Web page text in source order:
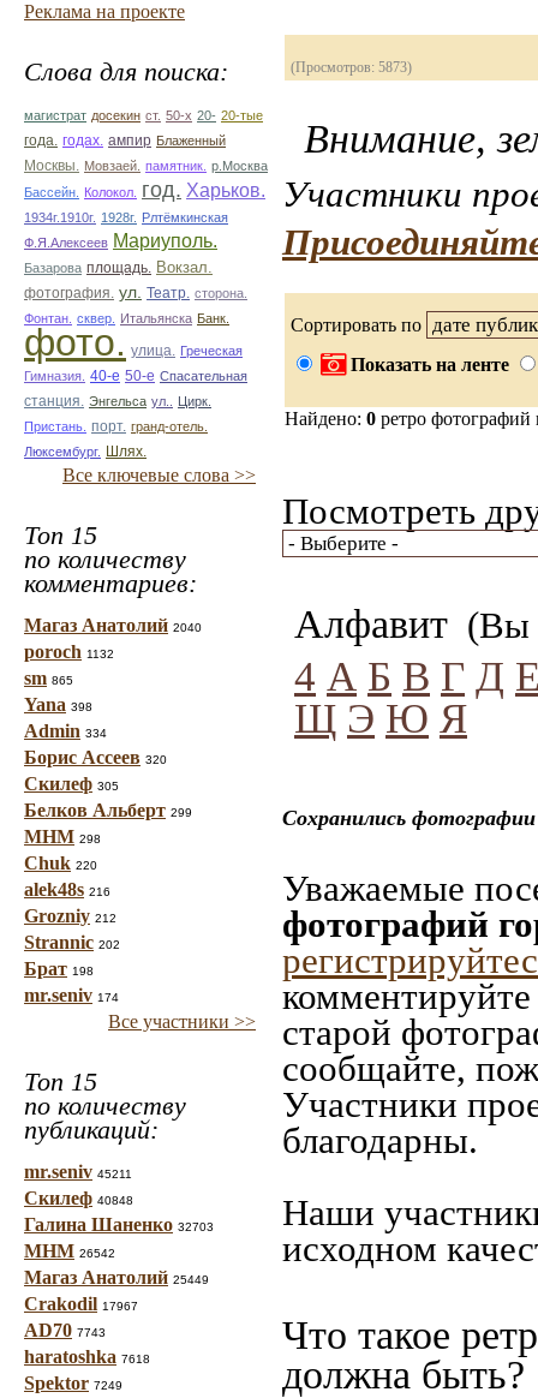
Реклама на проекте
Слова для поиска:
магистрат досекин ст. 50-х 20- 20-тые
года.
годах. ампир Блаженный
Москвы.
Мовзаей. памятник. р.Москва
Бассейн.
Колокол. год. Харьков.
1934г.1910г. 1928г. Рлтёмкинская
Ф.Я.Алексеев Мариуполь.
Базарова площадь. Вокзал.
фотография. ул. Театр. сторона.
Фонтан. сквер. Итальянска Банк.
фото. улица. Греческая
Гимназия. 40-е 50-е Спасательная
станция.
Энгельса ул..
Цирк.
Пристань. порт. гранд-отель.
Люксембург.
Шлях.
Все ключевые слова >>
Топ 15
по количеству
комментариев:
Магаз Анатолий 2040
poroch 1132
sm 865
Yana 398
Admin 334
Борис Ассеев 320
Скилеф 305
Белков Альберт 299
МНМ 298
Chuk 220
alek48s 216
Grozniy 212
Strannic 202
Брат 198
mr.seniv 174
Все участники >>
Топ 15
по количеству
публикаций:
mr.seniv 45211
Скилеф 40848
Галина Шаненко 32703
МНМ 26542
Магаз Анатолий 25449
Crakodil 17967
AD70 7743
haratoshka 7618
Spektor 7249
(Просмотров: 5873)
Внимание,
Участники
Сортировать по
Показать на ленте
Найдено: 0 ретро
Посмотреть
Алфавит (Вы
4 А Б В Г Д
Щ Э Ю Я
Сохранились
Уважаемые
фотографий
старой
сообщайте,
Участники
благодарны.
Наши
исходном
Что такое
должна быть?